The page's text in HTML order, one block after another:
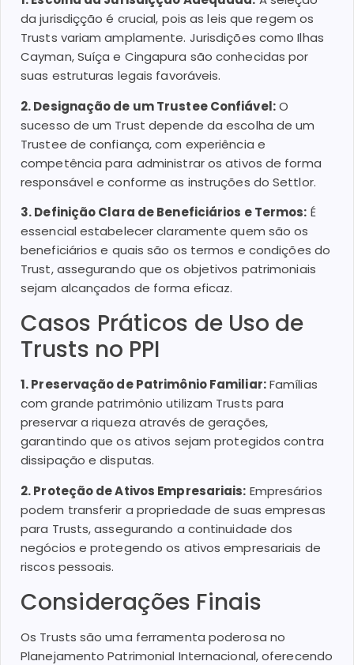
da jurisdiçção é crucial, pois as leis que regem os
Trusts variam amplamente. Jurisdições como Ilhas
Cayman, Suíça e Cingapura são conhecidas por
suas estruturas legais favoráveis.
2. Designação de um Trustee Confiável:O
sucesso de um Trust depende da escolha de um
Trustee de confiança, com experiência e
competência para administrar os ativos de forma
responsável e conforme as instruções do Settlor.
3. Definição Clara de Beneficiários e Termos: É
essencial estabelecer claramente quem são os
beneficiários e quais são os termos e condições do
Trust, assegurando que os objetivos patrimoniais
sejam alcançados de forma eficaz.
Casos Práticos de Uso de
Trusts no PPI
1. Preservação de Patrimônio Familiar:Famílias
com grande patrimônio utilizam Trusts para
preservar a riqueza através de gerações,
garantindo que os ativos sejam protegidos contra
dissipação e disputas.
2. Proteção de Ativos Empresariais: Empresários
podem transferir a propriedade de suas empresas
para Trusts, assegurando a continuidade dos
negócios e protegendo os ativos empresariais de
riscos pessoais.
Considerações Finais
Os Trusts são uma ferramenta poderosa no
Planejamento Patrimonial Internacional, oferecendo